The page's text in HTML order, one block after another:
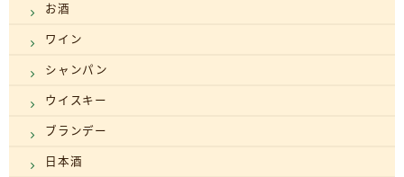
お酒
ワイン
シャンパン
ウイスキー
ブランデー
日本酒